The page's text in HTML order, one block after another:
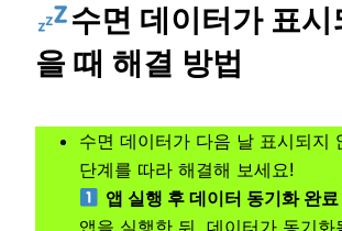
수면 데이터가 표시
을 때 해결 방법
수면 데이터가 다음 날 표시되지
단계를 따라 해결해 보세요!
앱 실행 후 데이터 동기화 완
앱을 실행한 뒤, 데이터가 동기화